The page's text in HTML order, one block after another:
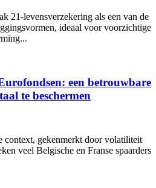
21-levensverzekering als een van de
ideaal voor voorzichtige
een betrouwbare
te beschermen
context, gekenmerkt door volatiliteit
veel Belgische en Franse spaarders